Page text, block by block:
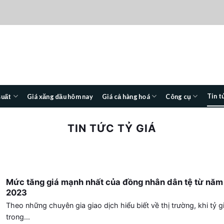
Giá xăng dầu hôm nay Giá cả hàng hoá Công cụ Tin
TIN TỨC TỶ GIÁ
Mức tăng giá mạnh nhất của đồng nhân dân tệ từ năm
2023
Theo những chuyên gia giao dịch hiểu biết về thị trường, khi tỷ
trong...